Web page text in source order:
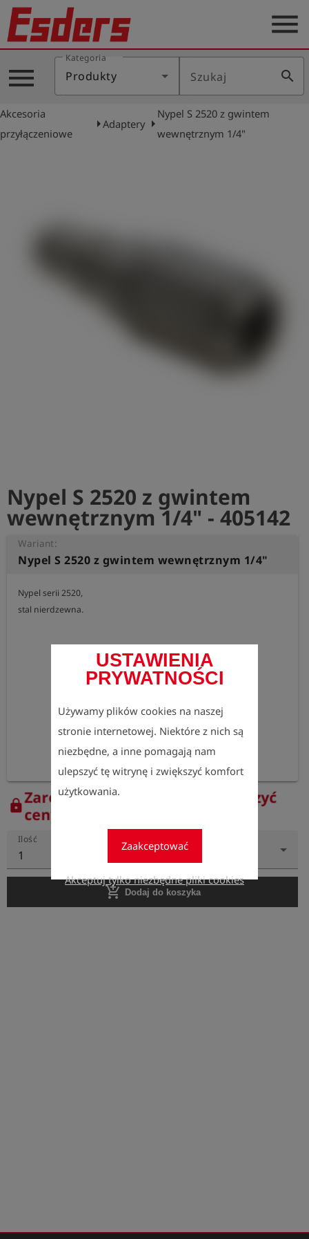
O
Produkty
USTAWIENIA
PRYWATNOŚCI
Używamy plików cookies na naszej
stronie internetowej. Niektóre z nich są
niezbędne, a inne pomagają nam
ulepszyć tę witrynę i zwiększyć komfort
użytkowania.
Zaakceptować
Akceptuj tylko niezbędne pliki cookies
menu
menu
Kategoria
Produkty Szukaj search
Akcesoria
przyłączeniowe
arrow_rightAdapteryarrow_right
Nypel S 2520 z gwintem
wewnętrznym 1/4"
Nypel S 2520 z gwintem
wewnętrznym 1/4" - 405142
Wariant:
Nypel S 2520 z gwintem wewnętrznym 1/4"
Nypel serii 2520,
stal nierdzewna.
lockZarejestruj się teraz, aby zobaczyć
ceny.
Ilość
1
add_shopping_cart Dodaj do koszyka